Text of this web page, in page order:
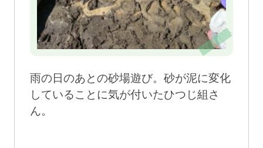
雨の日のあとの砂場遊び。砂が泥に変化
していることに気が付いたひつじ組さ
ん。